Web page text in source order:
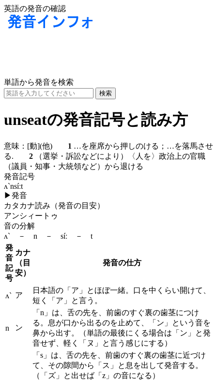
英語の発音の確認
単語から発音を検索
unseatの発音記号と読み方
意味： [動](他) 1 …を座席から押しのける；…を落馬させ
る. 2 （選挙・訴訟などにより）〈人を〉政治上の官職
（議員・知事・大統領など）から退ける
発音記号
ʌ`nsíːt
▶発音
カタカナ読み（発音の目安）
アンシィートゥ
音の分解
ʌ` － n － síː － t
発
音
記
号
カナ
（目
安）
発音の仕方
ʌ` ア
日本語の「ア」とほぼ一緒。口を中くらい開けて、
短く「ア」と言う。
n ン
「n」は、舌の先を、前歯のすぐ裏の歯茎につけ
る。息が口から出るのを止めて、「ン」という音を
鼻から出す。（単語の最後にくる場合は「ン」と発
音せず、軽く「ヌ」と言う感じにする）
「s」は、舌の先を、前歯のすぐ裏の歯茎に近づけ
て、その隙間から「ス」と息を出して発音する。
（「ズ」と出せば「z」の音になる）